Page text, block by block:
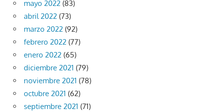
mayo 2022 (83)
abril 2022 (73)
marzo 2022 (92)
febrero 2022 (77)
enero 2022 (65)
diciembre 2021 (79)
noviembre 2021 (78)
octubre 2021 (62)
septiembre 2021 (71)